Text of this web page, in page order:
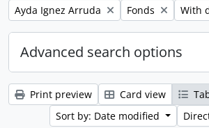
Remove filter:
Ayda Ignez Arruda Remove filter:
Fonds With
Advanced search options
Print preview Card view
Sort by: Date modified